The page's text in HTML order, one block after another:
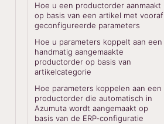
Hoe u een productorder aanmaakt
op basis van een artikel met vooraf
geconfigureerde parameters
Hoe u parameters koppelt aan een
handmatig aangemaakte
productorder op basis van
artikelcategorie
Hoe parameters koppelen aan een
productorder die automatisch in
Azumuta wordt aangemaakt op
basis van de ERP-configuratie